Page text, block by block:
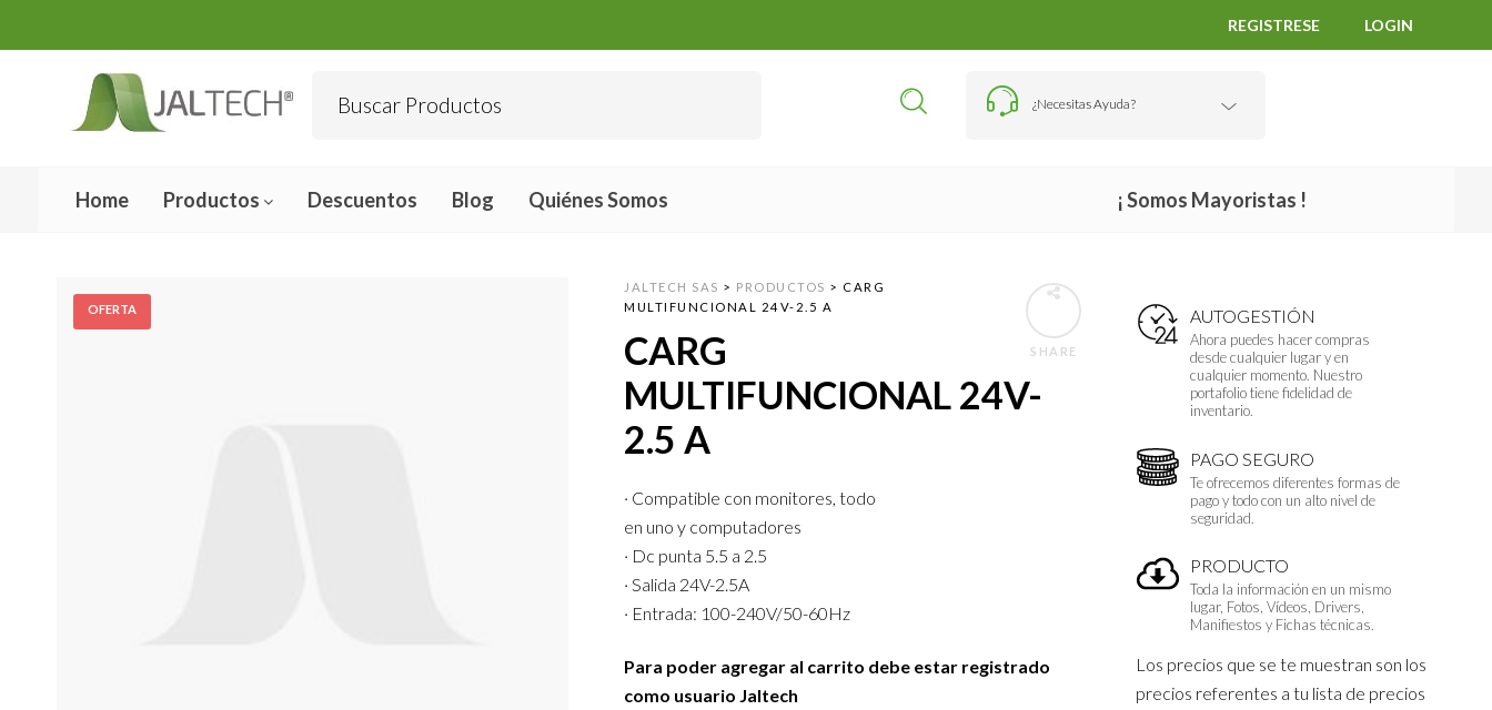
REGISTRESE LOGIN
¿Necesitas Ayuda?
Home Productos Descuentos Blog Quiénes Somos ¡ Somos Mayoristas !
AUTOGESTIÓN
Ahora puedes hacer compras
desde cualquier lugar y en
cualquier momento. Nuestro
portafolio tiene fidelidad de
inventario.
PAGO SEGURO
Te ofrecemos diferentes formas de
pago y todo con un alto nivel de
seguridad.
PRODUCTO
Toda la información en un mismo
lugar, Fotos, Vídeos, Drivers,
Manifiestos y Fichas técnicas.
Los precios que se te muestran son los
precios referentes a tu lista de precios
SHARE
JALTECH SAS > PRODUCTOS > CARG
MULTIFUNCIONAL 24V-2.5 A
CARG
MULTIFUNCIONAL 24V-
2.5 A
· Compatible con monitores, todo
en uno y computadores
· Dc punta 5.5 a 2.5
· Salida 24V-2.5A
· Entrada: 100-240V/50-60Hz
Para poder agregar al carrito debe estar registrado
como usuario Jaltech